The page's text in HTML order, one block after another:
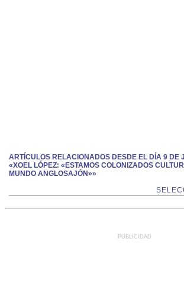
ARTÍCULOS RELACIONADOS DESDE EL DÍA 9 DE
«XOEL LÓPEZ: «ESTAMOS COLONIZADOS
MUNDO ANGLOSAJÓN»»
PUBLICIDAD